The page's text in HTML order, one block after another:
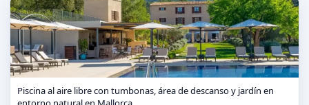
Piscina al aire libre con tumbonas, área de descanso y jardín en